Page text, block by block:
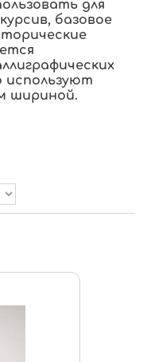
для
базовое
используют
шириной.